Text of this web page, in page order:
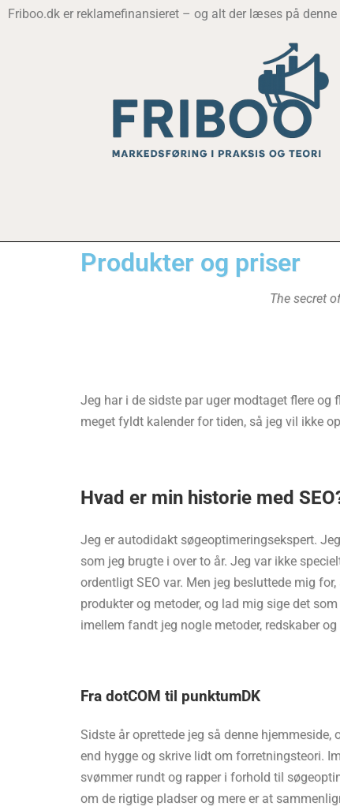
Friboo.dk er reklamefinansieret – og alt der læses på
Produkter og priser
The secret
Jeg har i de sidste par uger modtaget flere og
meget fyldt kalender for tiden, så jeg vil ikke
Hvad er min historie med
Jeg er autodidakt søgeoptimeringsekspert.
som jeg brugte i over to år. Jeg var ikke
ordentligt SEO var. Men jeg besluttede mig
produkter og metoder, og lad mig sige det
imellem fandt jeg nogle metoder, redskaber
Fra dotCOM til punktumDK
Sidste år oprettede jeg så denne
end hygge og skrive lidt om forretningsteori.
svømmer rundt og rapper i forhold til
om de rigtige pladser og mere er at